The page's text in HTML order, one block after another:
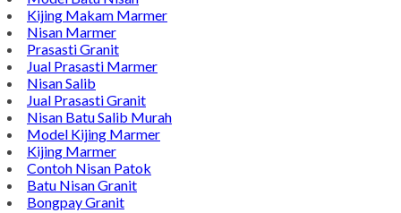
Alamat : Campurdarat, Tulungagung 66272
Phone : 0812-5212-8100
Email : pengrajinmarme88@gmail.com
Whatsapp : 0856-4676-0871
Model Plakat Vandel Unik
Contoh Vandel
Contoh Nisan Batu Kali
Batu Nisan Granit Hitam